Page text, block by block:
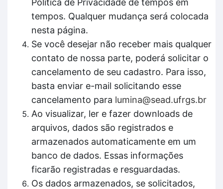
Política de Privacidade de tempos em
tempos. Qualquer mudança será colocada
nesta página.
Se você desejar não receber mais qualquer
contato de nossa parte, poderá solicitar o
cancelamento de seu cadastro. Para isso,
basta enviar e-mail solicitando esse
cancelamento para lumina@sead.ufrgs.br
Ao visualizar, ler e fazer downloads de
arquivos, dados são registrados e
armazenados automaticamente em um
banco de dados. Essas informações
ficarão registradas e resguardadas.
Os dados armazenados, se solicitados,